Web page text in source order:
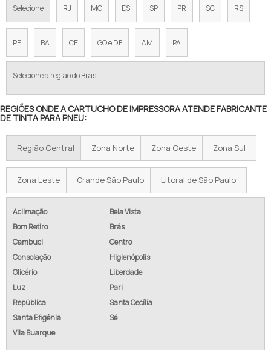
TINTA PARA FIO E CABOS SILICONE
TINTA PARA IMPRESSORA INDUSTRIAL
TINTA PARA IMPRESSORA INKJET
TINTA PARA LISTRAR PNEUS
TINTA PARA MOLDE DE PNEU
TINTA PARA OFFSET PARA PNEUS
TINTA PARA PINTAR LETRAS PNEU
TINTA PARA PINTAR PNEU
TINTA PARA PINTAR PNEUS DE BORRACHA
TINTA PARA PNEUS
TINTA PARA REFORMA DE PNEU
TINTA PARA TINGIR FIOS E CABOS
TINTA PIGMENTADA
Selecione RJ MG ES SP PR SC RS
PE BA CE GO e DF AM PA
Selecione a região do Brasil
REGIÕES ONDE A CARTUCHO DE IMPRESSORA ATENDE FABRICANTE
DE TINTA PARA PNEU:
Região Central Zona Norte Zona Oeste Zona Sul
Zona Leste Grande São Paulo Litoral de São Paulo
Aclimação
Bela Vista
Bom Retiro
Brás
Cambuci
Centro
Consolação
Higienópolis
Glicério
Liberdade
Luz
Pari
República
Santa Cecília
Santa Efigênia
Sé
Vila Buarque